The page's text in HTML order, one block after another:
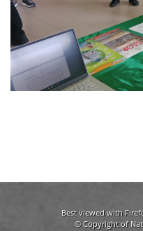
Best viewed with
© Copyright of